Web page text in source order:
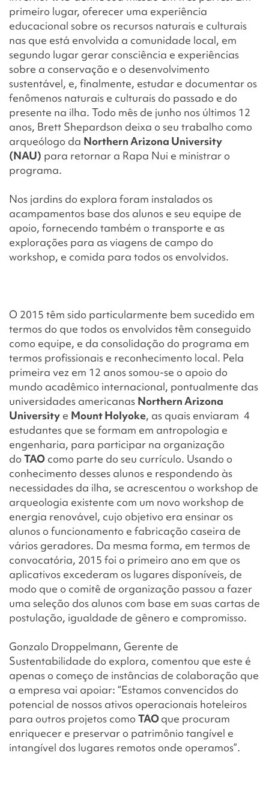
primeiro lugar, oferecer uma experiência
educacional sobre os recursos naturais e culturais
nas que está envolvida a comunidade local, em
segundo lugar gerar consciência e experiências
sobre a conservação e o desenvolvimento
sustentável, e, finalmente, estudar e documentar os
fenômenos naturais e culturais do passado e do
presente na ilha. Todo mês de junho nos últimos 12
anos, Brett Shepardson deixa o seu trabalho como
arqueólogo da Northern Arizona University
(NAU) para retornar a Rapa Nui e ministrar o
programa.
Nos jardins do explora foram instalados os
acampamentos base dos alunos e seu equipe de
apoio, fornecendo também o transporte e as
explorações para as viagens de campo do
workshop, e comida para todos os envolvidos.
O 2015 têm sido particularmente bem sucedido em
termos do que todos os envolvidos têm conseguido
como equipe, e da consolidação do programa em
termos profissionais e reconhecimento local. Pela
primeira vez em 12 anos somou-se o apoio do
mundo acadêmico internacional, pontualmente das
universidades americanas Northern Arizona
University e Mount Holyoke, as quais enviaram 4
estudantes que se formam em antropologia e
engenharia, para participar na organização
do TAO como parte do seu currículo. Usando o
conhecimento desses alunos e respondendo às
necessidades da ilha, se acrescentou o workshop de
arqueologia existente com um novo workshop de
energia renovável, cujo objetivo era ensinar os
alunos o funcionamento e fabricação caseira de
vários geradores. Da mesma forma, em termos de
convocatória, 2015 foi o primeiro ano em que os
aplicativos excederam os lugares disponíveis, de
modo que o comitê de organização passou a fazer
uma seleção dos alunos com base em suas cartas de
postulação, igualdade de gênero e compromisso.
Gonzalo Droppelmann, Gerente de
Sustentabilidade do explora, comentou que este é
apenas o começo de instâncias de colaboração que
a empresa vai apoiar: “Estamos convencidos do
potencial de nossos ativos operacionais hoteleiros
para outros projetos como TAOque procuram
enriquecer e preservar o patrimônio tangível e
intangível dos lugares remotos onde operamos”.